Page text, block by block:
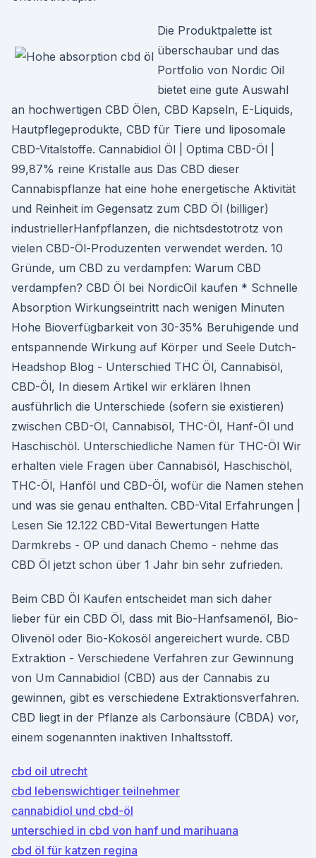
Die Produktpalette ist
überschaubar und das
Portfolio von Nordic Oil
bietet eine gute Auswahl
an hochwertigen CBD Ölen, CBD Kapseln, E-Liquids,
Hautpflegeprodukte, CBD für Tiere und liposomale
CBD-Vitalstoffe. Cannabidiol Öl | Optima CBD-Öl |
99,87% reine Kristalle aus Das CBD dieser
Cannabispflanze hat eine hohe energetische Aktivität
und Reinheit im Gegensatz zum CBD Öl (billiger)
industriellerHanfpflanzen, die nichtsdestotrotz von
vielen CBD-Öl-Produzenten verwendet werden. 10
Gründe, um CBD zu verdampfen: Warum CBD
verdampfen? CBD Öl bei NordicOil kaufen * Schnelle
Absorption Wirkungseintritt nach wenigen Minuten
Hohe Bioverfügbarkeit von 30-35% Beruhigende und
entspannende Wirkung auf Körper und Seele Dutch-
Headshop Blog - Unterschied THC Öl, Cannabisöl,
CBD-Öl, In diesem Artikel wir erklären Ihnen
ausführlich die Unterschiede (sofern sie existieren)
zwischen CBD-Öl, Cannabisöl, THC-Öl, Hanf-Öl und
Haschischöl. Unterschiedliche Namen für THC-Öl Wir
erhalten viele Fragen über Cannabisöl, Haschischöl,
THC-Öl, Hanföl und CBD-Öl, wofür die Namen stehen
und was sie genau enthalten. CBD-Vital Erfahrungen |
Lesen Sie 12.122 CBD-Vital Bewertungen Hatte
Darmkrebs - OP und danach Chemo - nehme das
CBD Öl jetzt schon über 1 Jahr bin sehr zufrieden.
Beim CBD Öl Kaufen entscheidet man sich daher
lieber für ein CBD Öl, dass mit Bio-Hanfsamenöl, Bio-
Olivenöl oder Bio-Kokosöl angereichert wurde. CBD
Extraktion - Verschiedene Verfahren zur Gewinnung
von Um Cannabidiol (CBD) aus der Cannabis zu
gewinnen, gibt es verschiedene Extraktionsverfahren.
CBD liegt in der Pflanze als Carbonsäure (CBDA) vor,
einem sogenannten inaktiven Inhaltsstoff.
cbd oil utrecht
cbd lebenswichtiger teilnehmer
cannabidiol und cbd-öl
unterschied in cbd von hanf und marihuana
cbd öl für katzen regina